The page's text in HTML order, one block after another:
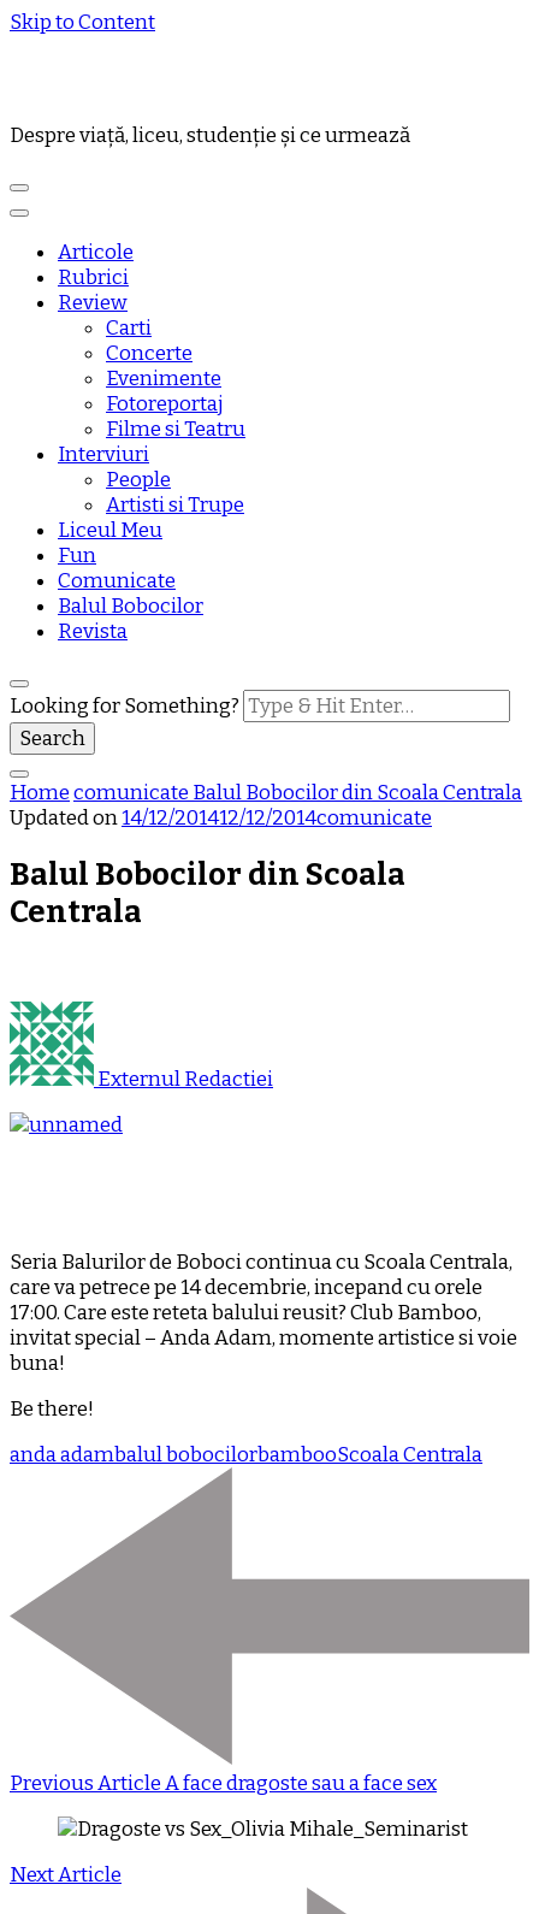
Skip to Content
Despre viață, liceu, studenție și ce urmează
Articole
Rubrici
Review
Carti
Concerte
Evenimente
Fotoreportaj
Filme si Teatru
Interviuri
People
Artisti si Trupe
Liceul Meu
Fun
Comunicate
Balul Bobocilor
Revista
Looking for Something?
Homecomunicate Balul Bobocilor din Scoala Centrala
Updated on14/12/201412/12/2014comunicate
Balul Bobocilor din Scoala
Centrala
Externul Redactiei
Seria Balurilor de Boboci continua cu Scoala Centrala,
care va petrece pe 14 decembrie, incepand cu orele
17:00. Care este reteta balului reusit? Club Bamboo,
invitat special – Anda Adam, momente artistice si voie
buna!
Be there!
anda adambalul bobocilorbambooScoala Centrala
Previous ArticleA face dragoste sau a face sex
Next Article